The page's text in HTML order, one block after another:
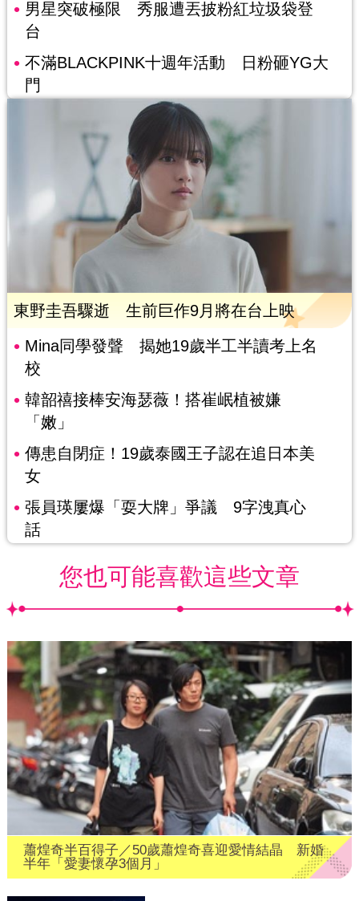
男星突破極限 秀服遭丟披粉紅垃圾袋登
台
不滿BLACKPINK十週年活動 日粉砸YG大
門
東野圭吾驟逝 生前巨作9月將在台上映
Mina同學發聲 揭她19歲半工半讀考上名
校
韓韶禧接棒安海瑟薇！搭崔岷植被嫌
「嫩」
傳患自閉症！19歲泰國王子認在追日本美
女
張員瑛屢爆「耍大牌」爭議 9字洩真心
話
您也可能喜歡這些文章
蕭煌奇半百得子／50歲蕭煌奇喜迎愛情結晶 新婚
半年「愛妻懷孕3個月」